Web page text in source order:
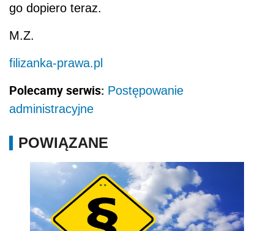
go dopiero teraz.
M.Z.
filizanka-prawa.pl
Polecamy serwis: Postępowanie
administracyjne
POWIĄZANE